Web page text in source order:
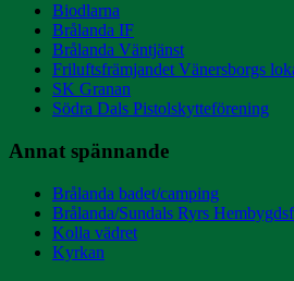
Biodlarna
Brålanda IF
Brålanda Väntjänst
Friluftsfrämjandet Vänersborgs
SK Granan
Södra Dals Pistolskytteförening
Annat spännande
Brålanda badet/camping
Brålanda/Sundals Ryrs
Kolla vädret
Kyrkan